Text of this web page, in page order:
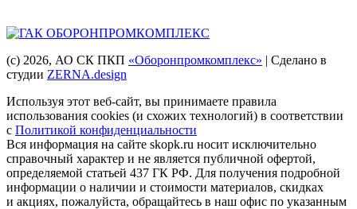
(с) 2026, АО СК ПКП «Оборонпромкомплекс» | Сделано в
студии ZERNA.design
Используя этот веб-сайт, вы принимаете правила
использования cookies (и схожих технологий) в соответствии
с Политикой конфиденциальности
Вся информация на сайте skopk.ru носит исключительно
справочный характер и не является публичной офертой,
определяемой статьей 437 ГК РФ. Для получения подробной
информации о наличии и стоимости материалов, скидках
и акциях, пожалуйста, обращайтесь в наш офис по указанным